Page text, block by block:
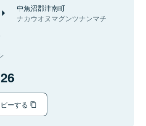
中魚沼郡津南町
ナカウオヌマグンツナンマチ
ーする